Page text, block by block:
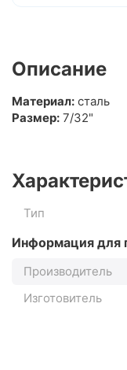
Описание
Материал: сталь
Размер: 7/32"
Тип
Информация для
Производитель
Изготовитель